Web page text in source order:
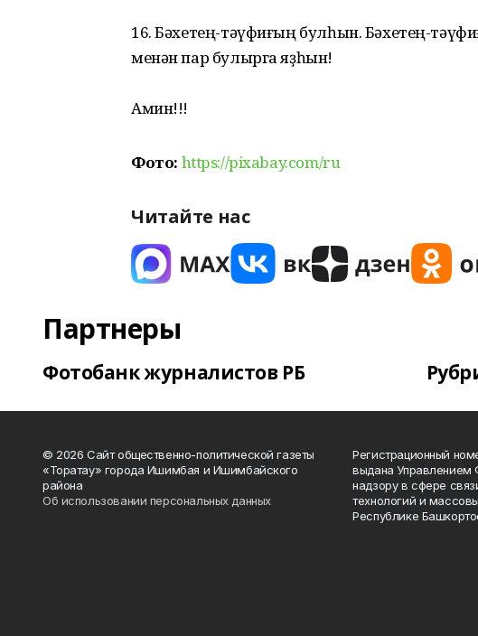
16. Бәхетең-тәүфиғың булһын. Бәхетең-
менән пар булырга яҙһын!
Амин!!!
Фото: https://pixabay.com/ru
Читайте нас
Партнеры
Фотобанк журналистов РБ
© 2026 Сайт общественно-политической газеты
«Торатау» города Ишимбая и Ишимбайского
района
Об использовании персональных данных
Регистрационный
выдана Управлением
надзору в сфере
технологий и
Республике